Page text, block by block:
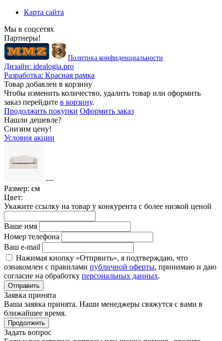
Карта сайта
Мы в соцсетях
Партнеры!
Политика конфиденциальности
Дизайн: idealogia.pro
Разработка: Красная рамка
Товар добавлен в корзину
Чтобы изменить количество, удалить товар или оформить
заказ перейдите в корзину.
Продолжить покупки Оформить заказ
Нашли дешевле?
Снизим цену!
Условия акции
—
Размер: см
Цвет:
Укажите ссылку на товар у конкурента с более низкой ценой
Ваше имя
Номер телефона
Ваш e-mail
Нажимая кнопку «Отпрвить», я подтверждаю, что
ознакомлен с правилами публичной оферты, принимаю и даю
согласие на обработку персональных данных.
Отправить
Заявка принята
Ваша заявка принята. Наши менеджеры свяжутся с вами в
ближайшее время.
Продолжить
Задать вопрос